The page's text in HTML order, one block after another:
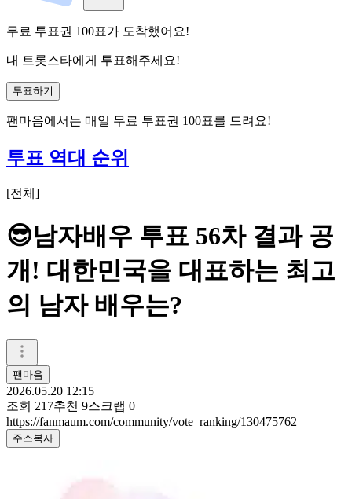
무료 투표권 100표가 도착했어요!
내 트롯스타에게 투표해주세요!
투표하기
팬마음에서는 매일 무료 투표권 100표를 드려요!
투표 역대 순위
[전체 ]
😎남자배우 투표 56차 결과 공
개! 대한민국을 대표하는 최고
의 남자 배우는?
팬마음ㅤ
2026.05.20 12:15
조회 217추천 9스크랩 0
https://fanmaum.com/community/vote_ranking/130475762
주소복사